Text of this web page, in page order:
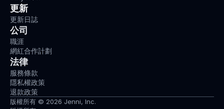
更新
更新日誌
公司
職涯
網紅合作計劃
法律
服務條款
隱私權政策
退款政策
版權所有 © 2026 Jenni, Inc.